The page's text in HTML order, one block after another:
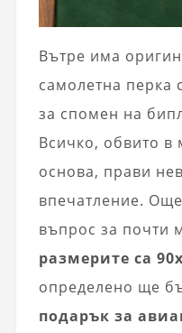
Вътре има
самолетна перка
за спомен на
Всичко, обвито в
основа, прави
впечатление.
въпрос за почти
размерите са
определено ще
подарък за